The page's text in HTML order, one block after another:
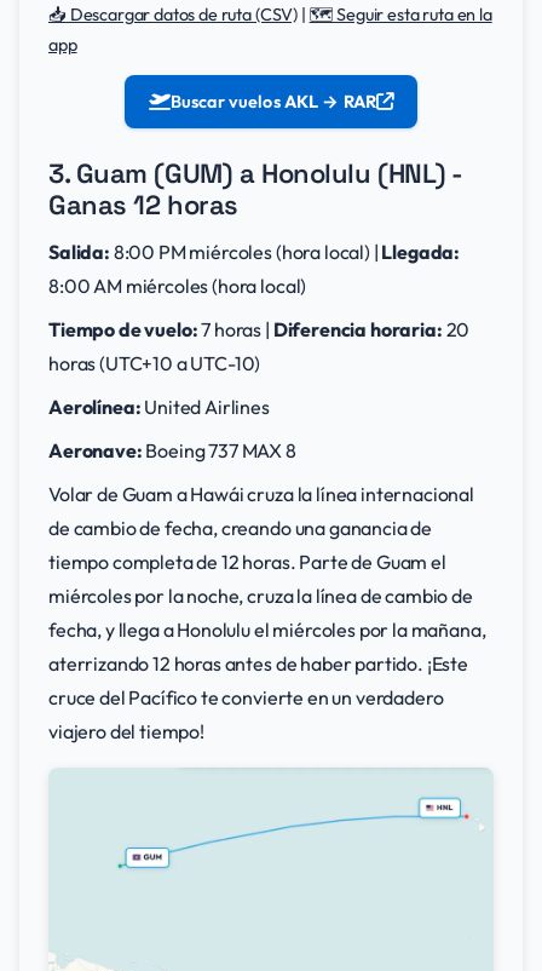
📥 Descargar datos de ruta (CSV) | 🗺️ Seguir esta ruta en la
app
Buscar vuelosAKL → RAR
3. Guam (GUM) a Honolulu (HNL) -
Ganas 12 horas
Salida: 8:00 PM miércoles (hora local) | Llegada:
8:00 AM miércoles (hora local)
Tiempo de vuelo:7 horas | Diferencia horaria: 20
horas (UTC+10 a UTC-10)
Aerolínea: United Airlines
Aeronave: Boeing 737 MAX 8
Volar de Guam a Hawái cruza la línea internacional
de cambio de fecha, creando una ganancia de
tiempo completa de 12 horas. Parte de Guam el
miércoles por la noche, cruza la línea de cambio de
fecha, y llega a Honolulu el miércoles por la mañana,
aterrizando 12 horas antes de haber partido. ¡Este
cruce del Pacífico te convierte en un verdadero
viajero del tiempo!